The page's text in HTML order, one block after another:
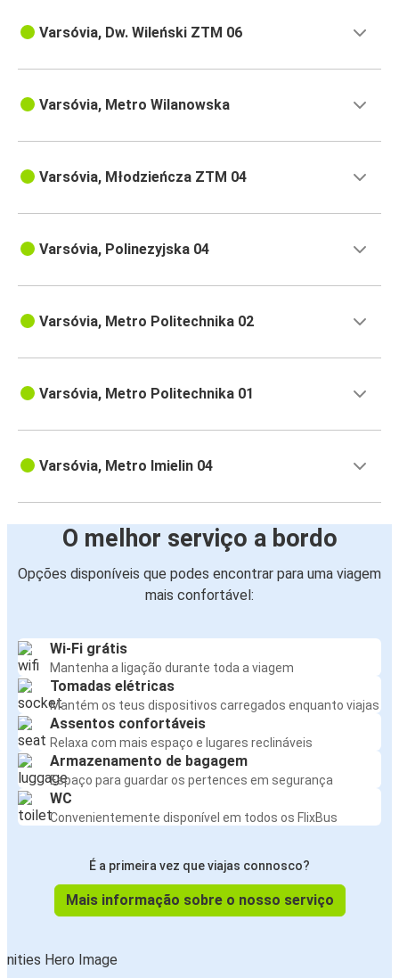
Varsóvia, Dw. Wileński ZTM 06
Varsóvia, Metro Wilanowska
Varsóvia, Młodzieńcza ZTM 04
Varsóvia, Polinezyjska 04
Varsóvia, Metro Politechnika 02
Varsóvia, Metro Politechnika 01
Varsóvia, Metro Imielin 04
O melhor serviço a bordo
Opções disponíveis que podes encontrar para uma viagem
mais confortável:
Wi-Fi grátis
Mantenha a ligação durante toda a viagem
Tomadas elétricas
Mantém os teus dispositivos carregados enquanto viajas
Assentos confortáveis
Relaxa com mais espaço e lugares reclináveis
Armazenamento de bagagem
Espaço para guardar os pertences em segurança
WC
Convenientemente disponível em todos os FlixBus
É a primeira vez que viajas connosco?
Mais informação sobre o nosso serviço